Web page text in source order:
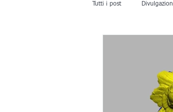
Tutti i post